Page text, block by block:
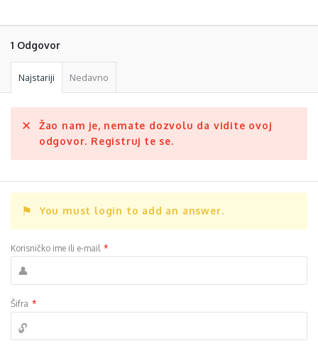
1 Odgovor
Najstariji Nedavno
Žao nam je, nemate dozvolu da vidite ovoj
odgovor. Registruj te se.
You must login to add an answer.
Korisničko ime ili e-mail *
Šifra *